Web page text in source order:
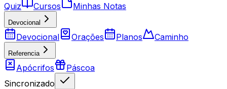
Quiz
Cursos Minhas Notas
Devocional
Devocional Orações Planos Caminho
Referencia
Apócrifos
Páscoa
Sincronizado